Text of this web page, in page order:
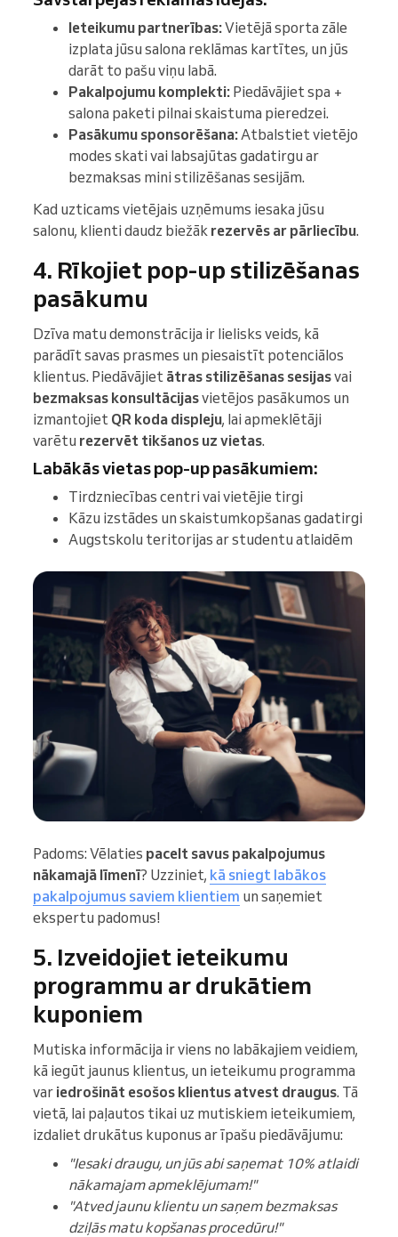
Ieteikumu partnerības:Vietējā sporta zāle
izplata jūsu salona reklāmas kartītes, un jūs
darāt to pašu viņu labā.
Pakalpojumu komplekti: Piedāvājiet spa +
salona paketi pilnai skaistuma pieredzei.
Pasākumu sponsorēšana:Atbalstiet vietējo
modes skati vai labsajūtas gadatirgu ar
bezmaksas mini stilizēšanas sesijām.
Kad uzticams vietējais uzņēmums iesaka jūsu
salonu, klienti daudz biežāk rezervēs ar pārliecību.
4. Rīkojiet pop-up stilizēšanas
pasākumu
Dzīva matu demonstrācija ir lielisks veids, kā
parādīt savas prasmes un piesaistīt potenciālos
klientus. Piedāvājiet ātras stilizēšanas sesijasvai
bezmaksas konsultācijasvietējos pasākumos un
izmantojiet QR koda displeju, lai apmeklētāji
varētu rezervēt tikšanos uz vietas.
Labākās vietas pop-up pasākumiem:
Tirdzniecības centri vai vietējie tirgi
Kāzu izstādes un skaistumkopšanas gadatirgi
Augstskolu teritorijas ar studentu atlaidēm
Padoms: Vēlaties pacelt savus pakalpojumus
nākamajā līmenī? Uzziniet, kā sniegt labākos
pakalpojumus saviem klientiem un saņemiet
ekspertu padomus!
5. Izveidojiet ieteikumu
programmu ar drukātiem
kuponiem
Mutiska informācija ir viens no labākajiem veidiem,
kā iegūt jaunus klientus, un ieteikumu programma
var iedrošināt esošos klientus atvest draugus. Tā
vietā, lai paļautos tikai uz mutiskiem ieteikumiem,
izdaliet drukātus kuponus ar īpašu piedāvājumu:
"Iesaki draugu, un jūs abi saņemat 10% atlaidi
nākamajam apmeklējumam!"
"Atved jaunu klientu un saņem bezmaksas
dziļās matu kopšanas procedūru!"